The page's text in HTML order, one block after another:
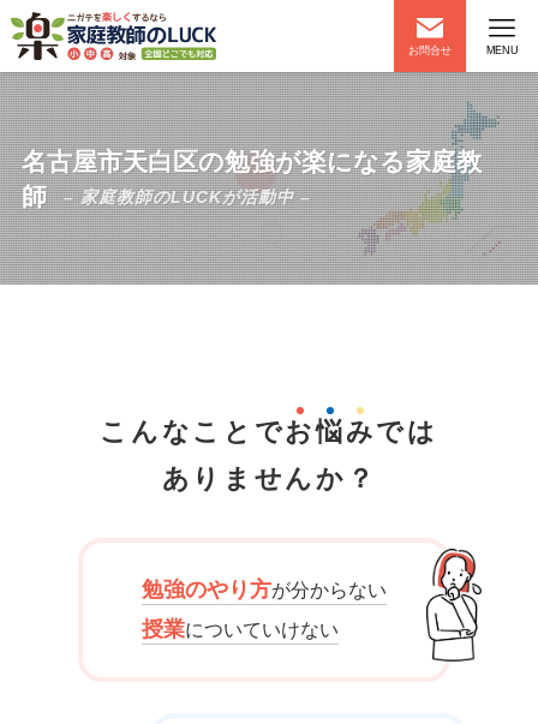
お問合せ MENU
名古屋市天白区の勉強が楽になる家庭教
師
– 家庭教師のLUCKが活動中 –
こんなことでお悩みでは
ありませんか？
勉強のやり方が分からない
授業についていけない